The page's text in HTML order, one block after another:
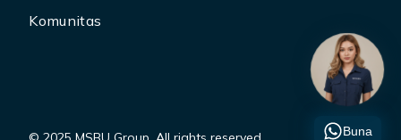
Komunitas
Buna